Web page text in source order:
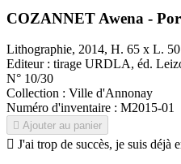
COZANNET Awena -
Lithographie, 2014, H. 65 x L.
Editeur : tirage URDLA, éd.
N° 10/30
Collection : Ville d'Annonay
Numéro d'inventaire : M2015-01
 Ajouter au panier
 J'ai trop de succès, je suis déjà